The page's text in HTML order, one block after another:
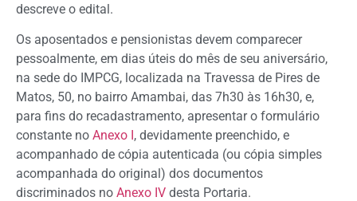
descreve o edital.
Os aposentados e pensionistas devem comparecer
pessoalmente, em dias úteis do mês de seu aniversário,
na sede do IMPCG, localizada na Travessa de Pires de
Matos, 50, no bairro Amambai, das 7h30 às 16h30, e,
para fins do recadastramento, apresentar o formulário
constante no Anexo I, devidamente preenchido, e
acompanhado de cópia autenticada (ou cópia simples
acompanhada do original) dos documentos
discriminados no Anexo IV desta Portaria.